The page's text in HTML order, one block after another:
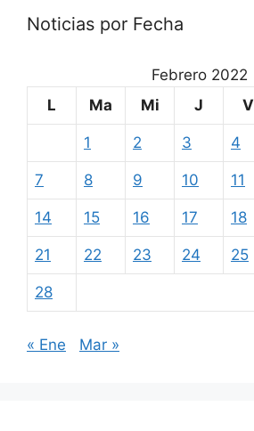
Noticias por Fecha
Febrero 2022
L
Ma Mi J V
1 2 3 4
7 8 9 10 11
14 15 16 17 18
21 22 23 24 25
28
« Ene Mar »